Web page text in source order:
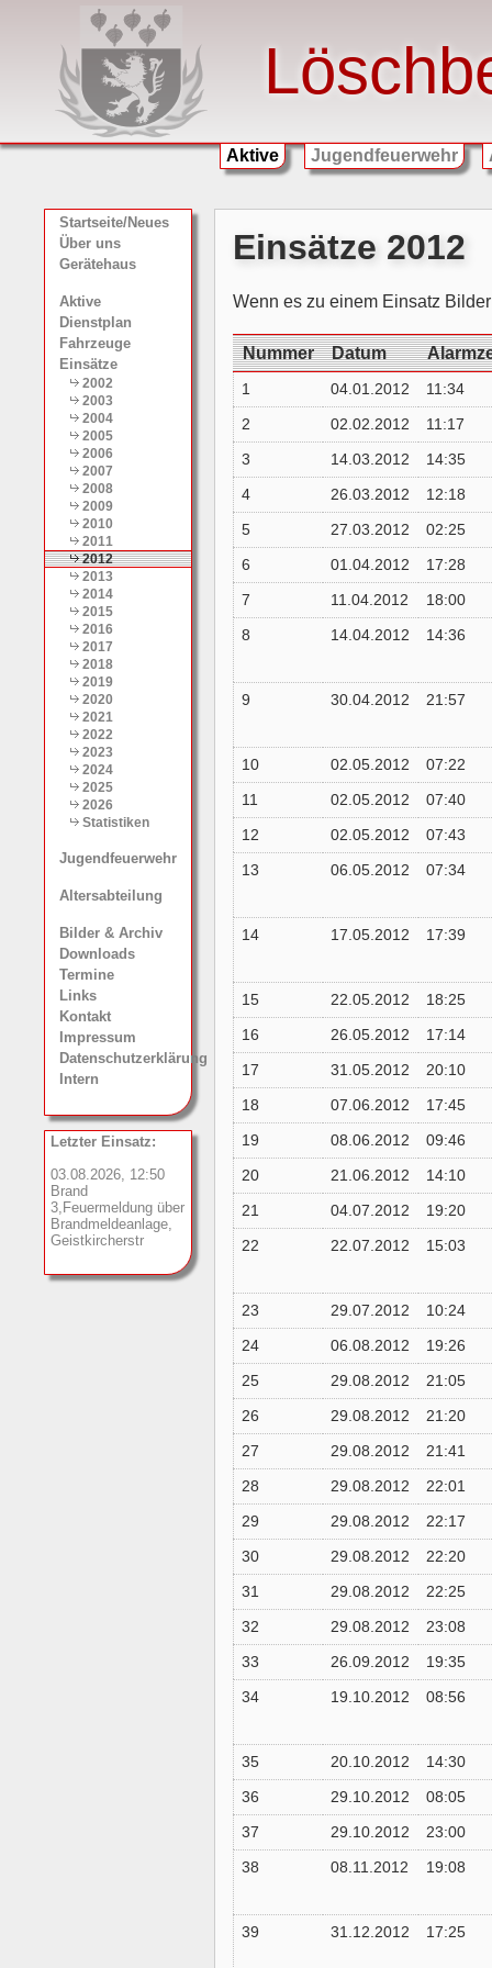
Aktive Jugendfeuerwehr
Startseite/Neues
Über uns
Gerätehaus
Aktive
Dienstplan
Fahrzeuge
Einsätze
2002
2003
2004
2005
2006
2007
2008
2009
2010
2011
2012
2013
2014
2015
2016
2017
2018
2019
2020
2021
2022
2023
2024
2025
2026
Statistiken
Jugendfeuerwehr
Altersabteilung
Bilder & Archiv
Downloads
Termine
Links
Kontakt
Impressum
Datenschutzerklärung
Intern
Letzter Einsatz:
03.08.2026, 12:50
Brand
3,Feuermeldung über
Brandmeldeanlage,
Geistkircherstr
Einsätze 2012
Wenn es zu einem Einsatz
Nummer Datum
1 04.01.2012
11:34
2
02.02.2012
11:17
3
14.03.2012
14:35
4
26.03.2012
12:18
5
27.03.2012
02:25
6
01.04.2012
17:28
7
11.04.2012
18:00
8
14.04.2012 14:36
9 30.04.2012 21:57
10 02.05.2012
07:22
11
02.05.2012
07:40
12
02.05.2012
07:43
13
06.05.2012 07:34
14 17.05.2012 17:39
15 22.05.2012
18:25
16
26.05.2012
17:14
17
31.05.2012
20:10
18
07.06.2012
17:45
19
08.06.2012
09:46
20
21.06.2012
14:10
21
04.07.2012
19:20
22
22.07.2012 15:03
23 29.07.2012
10:24
24
06.08.2012
19:26
25
29.08.2012
21:05
26
29.08.2012
21:20
27
29.08.2012
21:41
28
29.08.2012
22:01
29
29.08.2012
22:17
30
29.08.2012
22:20
31
29.08.2012
22:25
32
29.08.2012
23:08
33
26.09.2012
19:35
34
19.10.2012 08:56
35 20.10.2012
14:30
36
29.10.2012
08:05
37
29.10.2012
23:00
38
08.11.2012 19:08
39 31.12.2012 17:25